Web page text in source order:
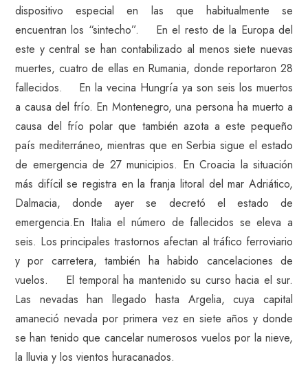
dispositivo especial en las que habitualmente se
encuentran los “sintecho”. En el resto de la Europa del
este y central se han contabilizado al menos siete nuevas
muertes, cuatro de ellas en Rumania, donde reportaron 28
fallecidos. En la vecina Hungría ya son seis los muertos
a causa del frío. En Montenegro, una persona ha muerto a
causa del frío polar que también azota a este pequeño
país mediterráneo, mientras que en Serbia sigue el estado
de emergencia de 27 municipios. En Croacia la situación
más difícil se registra en la franja litoral del mar Adriático,
Dalmacia, donde ayer se decretó el estado de
emergencia.En Italia el número de fallecidos se eleva a
seis. Los principales trastornos afectan al tráfico ferroviario
y por carretera, también ha habido cancelaciones de
vuelos. El temporal ha mantenido su curso hacia el sur.
Las nevadas han llegado hasta Argelia, cuya capital
amaneció nevada por primera vez en siete años y donde
se han tenido que cancelar numerosos vuelos por la nieve,
la lluvia y los vientos huracanados.